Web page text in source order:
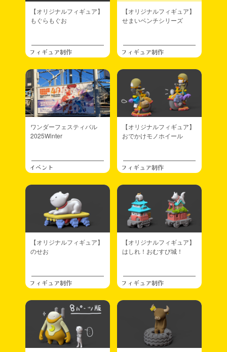
【オリジナルフィギュア】
もぐらもぐお
フィギュア制作
【オリジナルフィギュア】
せまいベンチシリーズ
フィギュア制作
ワンダーフェスティバル
2025Winter
イベント
【オリジナルフィギュア】
おでかけモノホイール
フィギュア制作
【オリジナルフィギュア】
のせお
フィギュア制作
【オリジナルフィギュア】
はしれ！おむすび城！
フィギュア制作